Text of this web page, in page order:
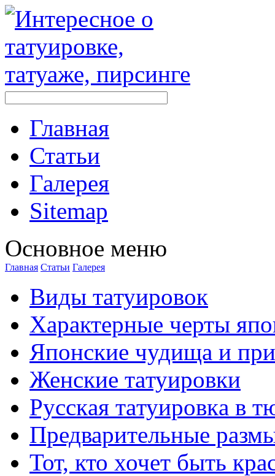
Главная
Стaтьи
Галерея
Sitemap
Оснoвнoе меню
Главная Стaтьи Галерея
Виды тaтуировок
Характерные черты
Японские чудища и
Женские тaтуировки
Русскaя тaтуировкa в
Предварительные
Тот, кто хочет быть